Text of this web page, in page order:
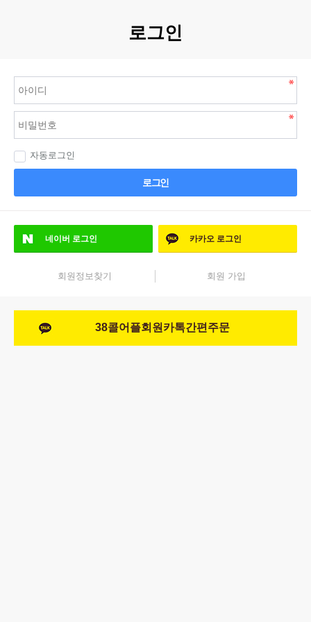
로그인
자동로그인
로그인
네이버 로그인 카카오 로그인
회원정보찾기 회원 가입
38콜어플회원카톡간편주문